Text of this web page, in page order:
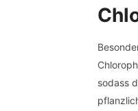
sodass